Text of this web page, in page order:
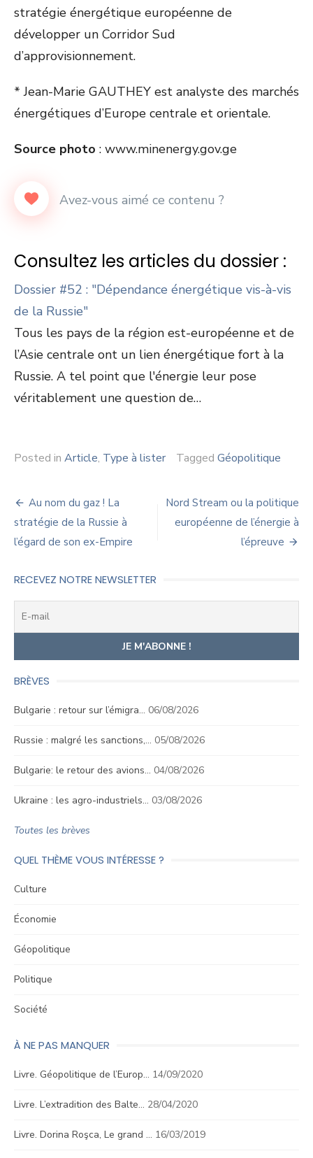
stratégie énergétique européenne de
développer un Corridor Sud
d’approvisionnement.
* Jean-Marie GAUTHEY est analyste des marchés
énergétiques d’Europe centrale et orientale.
Source photo : www.minenergy.gov.ge
Consultez les articles du dossier :
Dossier #52 : "Dépendance énergétique vis-à-vis
de la Russie"
Tous les pays de la région est-européenne et de
l’Asie centrale ont un lien énergétique fort à la
Russie. A tel point que l'énergie leur pose
véritablement une question de…
Posted in Article, Type à lister Tagged Géopolitique
Navigation
de
l’article
Au nom du gaz ! La
stratégie de la Russie à
l’égard de son ex-Empire
Nord Stream ou la politique
européenne de l’énergie à
l’épreuve
RECEVEZ NOTRE NEWSLETTER
BRÈVES
Bulgarie : retour sur l’émigra… 06/08/2026
Russie : malgré les sanctions,… 05/08/2026
Bulgarie: le retour des avions… 04/08/2026
Ukraine : les agro-industriels… 03/08/2026
Toutes les brèves
QUEL THÈME VOUS INTÉRESSE ?
Culture
Économie
Géopolitique
Politique
Société
À NE PAS MANQUER
Livre. Géopolitique de l’Europ… 14/09/2020
Livre. L’extradition des Balte… 28/04/2020
Livre. Dorina Roşca, Le grand … 16/03/2019